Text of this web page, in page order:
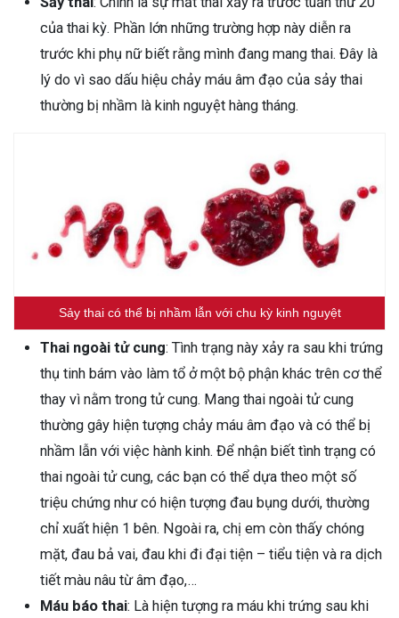
của thai kỳ. Phần lớn những trường hợp này diễn ra
trước khi phụ nữ biết rằng mình đang mang thai. Đây là
lý do vì sao dấu hiệu chảy máu âm đạo của sảy thai
thường bị nhầm là kinh nguyệt hàng tháng.
Sảy thai có thể bị nhầm lẫn với chu kỳ kinh nguyệt
Thai ngoài tử cung: Tình trạng này xảy ra sau khi trứng
thụ tinh bám vào làm tổ ở một bộ phận khác trên cơ thể
thay vì nằm trong tử cung. Mang thai ngoài tử cung
thường gây hiện tượng chảy máu âm đạo và có thể bị
nhầm lẫn với việc hành kinh. Để nhận biết tình trạng có
thai ngoài tử cung, các bạn có thể dựa theo một số
triệu chứng như có hiện tượng đau bụng dưới, thường
chỉ xuất hiện 1 bên. Ngoài ra, chị em còn thấy chóng
mặt, đau bả vai, đau khi đi đại tiện – tiểu tiện và ra dịch
tiết màu nâu từ âm đạo,…
Máu báo thai: Là hiện tượng ra máu khi trứng sau khi